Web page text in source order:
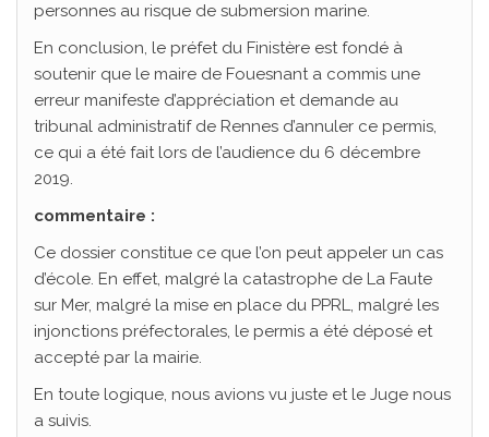
personnes au risque de submersion marine.
En conclusion, le préfet du Finistère est fondé à
soutenir que le maire de Fouesnant a commis une
erreur manifeste d’appréciation et demande au
tribunal administratif de Rennes d’annuler ce permis,
ce qui a été fait lors de l’audience du 6 décembre
2019.
commentaire :
Ce dossier constitue ce que l’on peut appeler un cas
d’école. En effet, malgré la catastrophe de La Faute
sur Mer, malgré la mise en place du PPRL, malgré les
injonctions préfectorales, le permis a été déposé et
accepté par la mairie.
En toute logique, nous avions vu juste et le Juge nous
a suivis.